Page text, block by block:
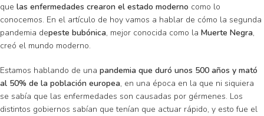
que las enfermedades crearon el estado moderno como lo
conocemos. En el artículo de hoy vamos a hablar de cómo la segunda
pandemia depeste bubónica, mejor conocida como la Muerte Negra,
creó el mundo moderno.
Estamos hablando de una pandemia que duró unos 500 años y mató
al 50% de la población europea, en una época en la que ni siquiera
se sabía que las enfermedades son causadas por gérmenes. Los
distintos gobiernos sabían que tenían que actuar rápido, y esto fue el